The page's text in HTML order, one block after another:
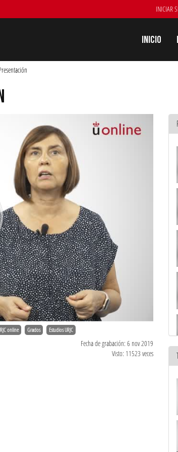
INICIAR
Inicio
online Grados Estudios URJC
Fecha de grabación: 6 nov 2019
Visto: 11523 veces